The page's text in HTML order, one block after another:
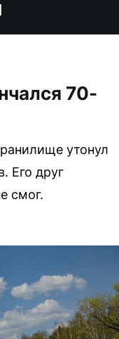
70-
утонул
Его друг
смог.